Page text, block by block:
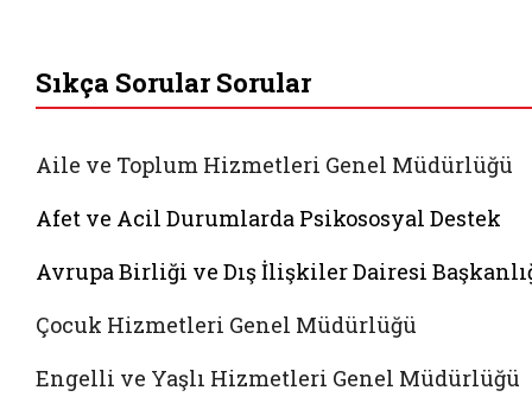
Sıkça Sorular Sorular
Aile ve Toplum Hizmetleri Genel Müdürlüğü
Afet ve Acil Durumlarda Psikososyal Destek
Avrupa Birliği ve Dış İlişkiler Dairesi
Çocuk Hizmetleri Genel Müdürlüğü
Engelli ve Yaşlı Hizmetleri Genel Müdürlüğü